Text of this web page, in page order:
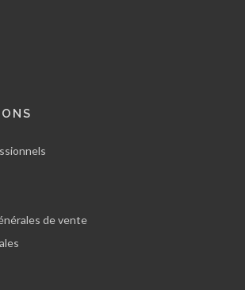
de vente